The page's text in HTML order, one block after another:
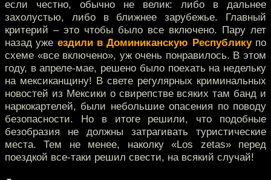
если честно, обычно не велик: либо в дальнее
захолустью, либо в ближнее зарубежье. Главный
критерий – это чтобы было все включено. Пару лет
назад уже ездили в Доминиканскую Республикупо
схеме «все включено», уж очень понравилось. В этом
году, в апреле-мае, решено было поехать на недельку
на мексиканщину! В свете регулярных криминальных
новостей из Мексики о свирепстве всяких там банд и
наркокартелей, были небольшие опасения по поводу
безопасности. Но в итоге решили, что подобные
безобразия не должны затрагивать туристические
места. Тем не менее, наколку «Los zetas» перед
поездкой все-таки решил свести, на всякий случай!